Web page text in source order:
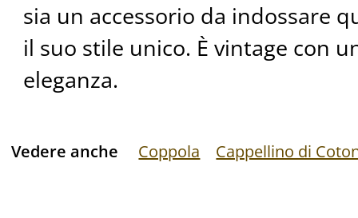
sia un accessorio da indossare
il suo stile unico. È vintage con
eleganza.
Vedere anche Coppola Cappellino di